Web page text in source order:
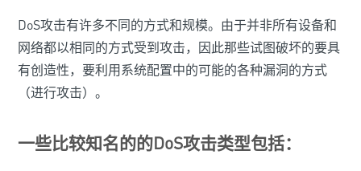
DoS攻击有许多不同的方式和规模。由于并非所有设备和
网络都以相同的方式受到攻击，因此那些试图破坏的要具
有创造性，要利用系统配置中的可能的各种漏洞的方式
（进行攻击）。
一些比较知名的的DoS攻击类型包括：